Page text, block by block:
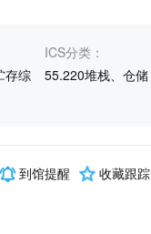
存综
ICS分类：
55.220堆栈、仓储
到馆提醒 收藏跟踪